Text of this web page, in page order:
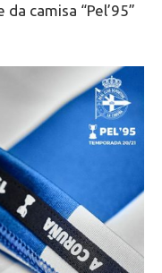
camisa “Pel’95”